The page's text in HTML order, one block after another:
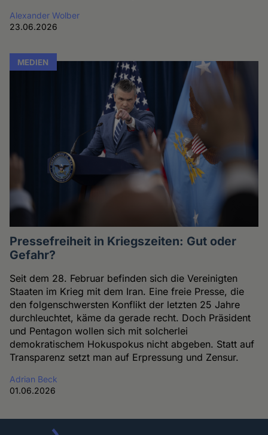
Alexander Wolber
23.06.2026
MEDIEN
Pressefreiheit in Kriegszeiten: Gut oder
Gefahr?
Seit dem 28. Februar befinden sich die Vereinigten
Staaten im Krieg mit dem Iran. Eine freie Presse, die
den folgenschwersten Konflikt der letzten 25 Jahre
durchleuchtet, käme da gerade recht. Doch Präsident
und Pentagon wollen sich mit solcherlei
demokratischem Hokuspokus nicht abgeben. Statt auf
Transparenz setzt man auf Erpressung und Zensur.
Adrian Beck
01.06.2026